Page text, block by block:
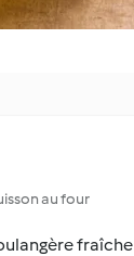
au four
fraîche